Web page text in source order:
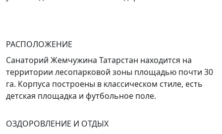
РАСПОЛОЖЕНИЕ
Санаторий Жемчужина Татарстан находится на
территории лесопарковой зоны площадью почти 30
га. Корпуса построены в классическом стиле, есть
детская площадка и футбольное поле.
ОЗДОРОВЛЕНИЕ И ОТДЫХ